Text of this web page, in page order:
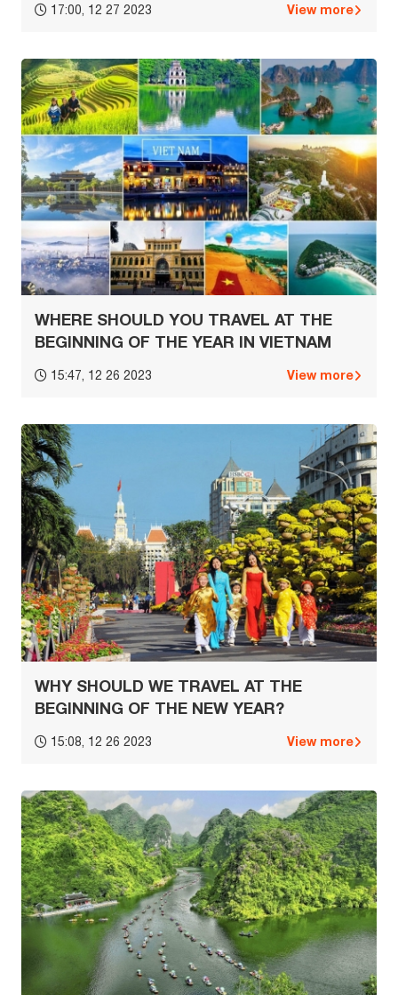
17:00, 12 27 2023 View more
WHERE SHOULD YOU TRAVEL AT THE
BEGINNING OF THE YEAR IN VIETNAM
15:47, 12 26 2023 View more
WHY SHOULD WE TRAVEL AT THE
BEGINNING OF THE NEW YEAR?
15:08, 12 26 2023 View more